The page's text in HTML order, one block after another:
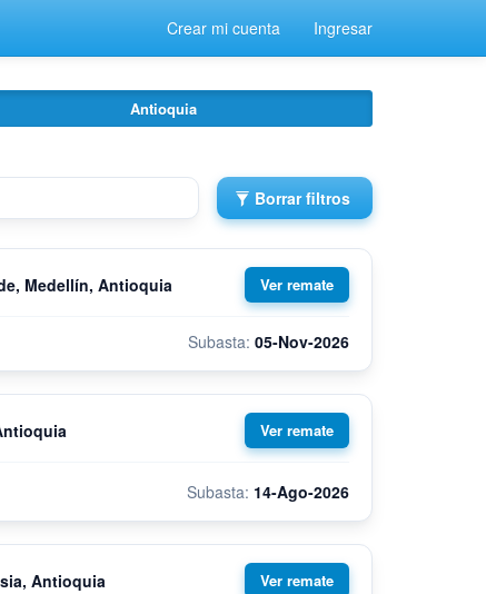
Crear mi cuenta Ingresar
Antioquia
Borrar filtros
Medellín, Antioquia
05-Nov-2026
14-Ago-2026
Antioquia